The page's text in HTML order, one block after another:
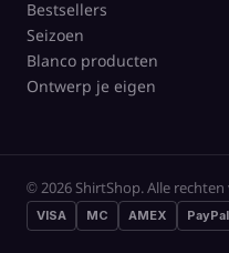
Bestsellers
Seizoen
Blanco producten
Ontwerp je eigen
© 2026 ShirtShop. Alle
VISA MC AMEX PayPal